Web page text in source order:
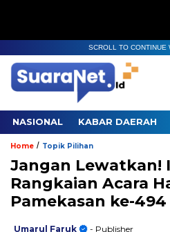
SCROLL TO CONTINUE
NASIONAL KABAR DAERAH
Home / Topik Pilihan
Jangan Lewatkan!
Rangkaian Acara
Pamekasan ke-494
Umarul Faruk
- Publisher